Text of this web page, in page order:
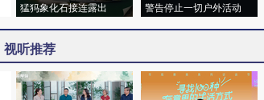
猛犸象化石接连露出
警告停止一切户外活动
视听推荐